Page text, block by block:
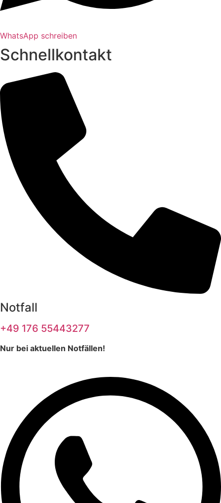
WhatsApp schreiben
Schnellkontakt
Notfall
+49 176 55443277
Nur bei aktuellen Notfällen!